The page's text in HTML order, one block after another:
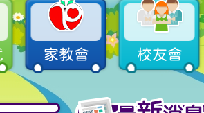
家教會 校友會